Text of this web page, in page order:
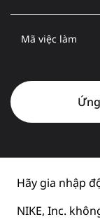
Mã việc làm
Hãy gia nhập
NIKE, Inc.